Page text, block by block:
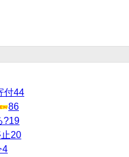
付44
86
?19
20
4